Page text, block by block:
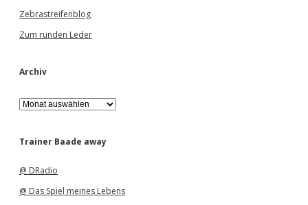
Zebrastreifenblog
Zum runden Leder
Archiv
A
r
h
Trainer Baade away
@ DRadio
@ Das Spiel meines Lebens